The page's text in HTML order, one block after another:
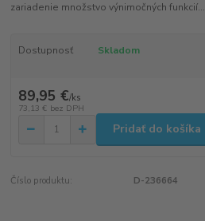
zariadenie množstvo výnimočných funkcií...
Dostupnosť Skladom
89,95 €/ks
73,13 € bez DPH
Pridať do košíka
Číslo produktu: D-236664